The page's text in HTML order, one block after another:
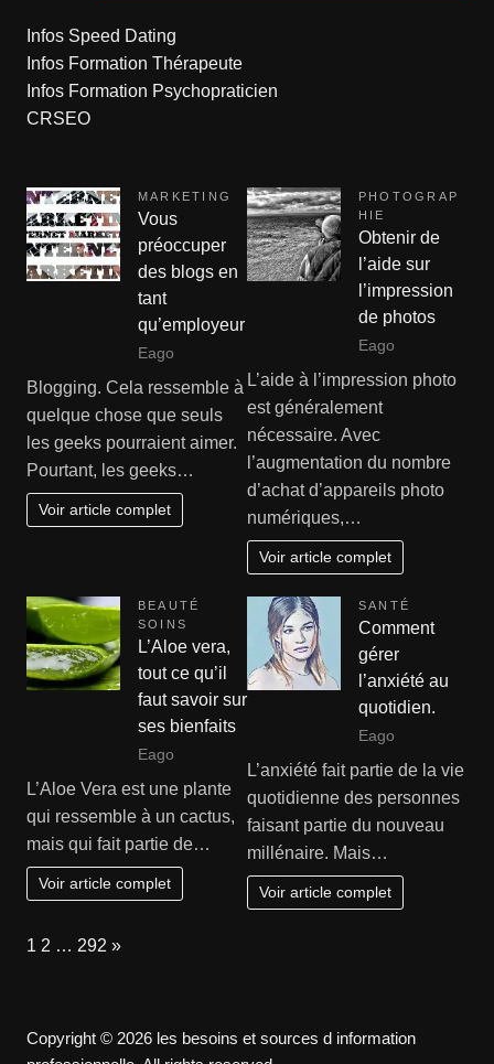
Infos Speed Dating
Infos Formation Thérapeute
Infos Formation Psychopraticien
CRSEO
MARKETING
Vous
préoccuper
des blogs en
tant
qu’employeur
Eago
Blogging. Cela ressemble à
quelque chose que seuls
les geeks pourraient aimer.
Pourtant, les geeks…
Voir article complet
PHOTOGRAP
HIE
Obtenir de
l’aide sur
l’impression
de photos
Eago
L’aide à l’impression photo
est généralement
nécessaire. Avec
l’augmentation du nombre
d’achat d’appareils photo
numériques,…
Voir article complet
BEAUTÉ
SOINS
L’Aloe vera,
tout ce qu’il
faut savoir sur
ses bienfaits
Eago
L’Aloe Vera est une plante
qui ressemble à un cactus,
mais qui fait partie de…
Voir article complet
SANTÉ
Comment
gérer
l’anxiété au
quotidien.
Eago
L’anxiété fait partie de la vie
quotidienne des personnes
faisant partie du nouveau
millénaire. Mais…
Voir article complet
Page:
1 2 … 292 Next
»
Copyright © 2026 les besoins et sources d information